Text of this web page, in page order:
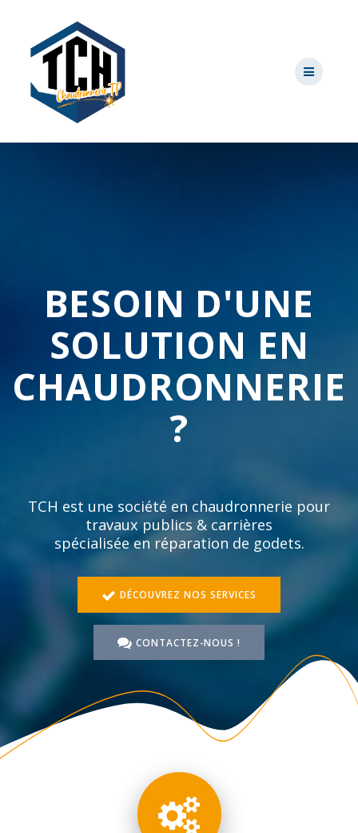
BESOIN D'UNE
SOLUTION EN
CHAUDRONNERIE
?
TCH est une société en chaudronnerie pour
travaux publics & carrières
spécialisée en réparation de godets.
DÉCOUVREZ NOS SERVICES
CONTACTEZ-NOUS !